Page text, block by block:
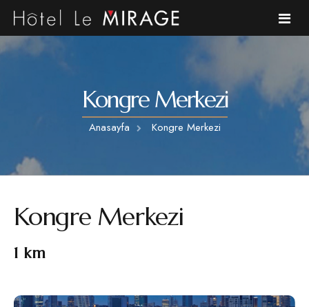
Galeri
Bölge
Kongre Merkezi
Anasayfa Kongre Merkezi
Kongre Merkezi
1 km